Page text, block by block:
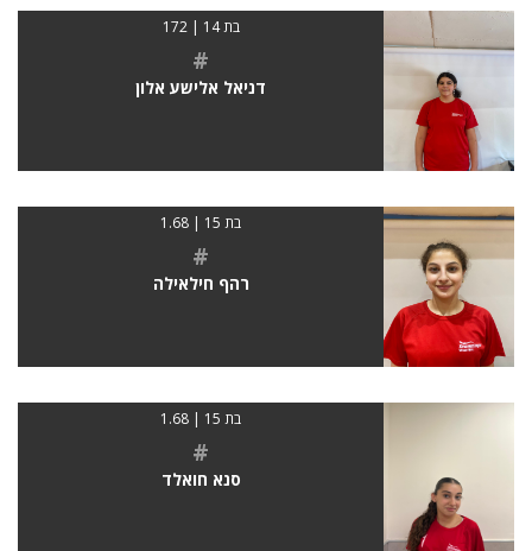
בת 14 | 172
#
דניאל אלישע אלון
בת 15 | 1.68
#
רהף חילאילה
בת 15 | 1.68
#
סנא חואלד